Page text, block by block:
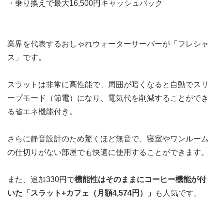
・乗り換えで最大16,500円キャッシュバック
業界を代表するおしゃれウォーターサーバーが「フレシャ
ス」です。
スラットは非常に高性能で、
周囲が暗くなると自動でスリ
ープモード（節電）になり、電気代を削減することができ
る省エネ機能付き。
さらに静音設計のため驚くほど無音で、寝室やワンルーム
の仕切りがない部屋でも快適に使用することができます。
また、追加330円で機能性はそのままにコーヒー機能が付
いた「 スラット+カフェ （月額4,574円） 」 も人気です。